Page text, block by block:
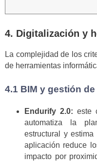
4. Digitalización y
La complejidad de los
de herramientas
4.1 BIM y gestión de
Endurify 2.0: este
automatiza la
estructural y
aplicación reduce
impacto por